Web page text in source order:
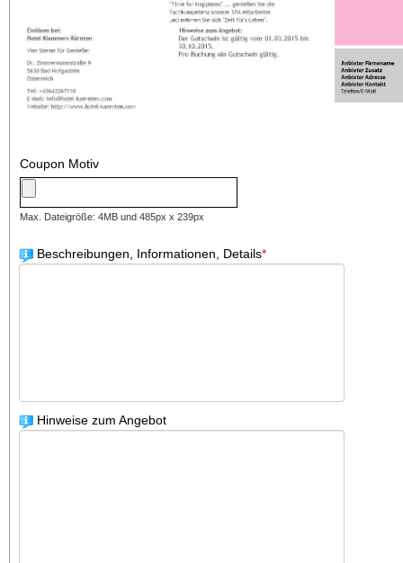
Coupon Motiv
Max. Dateigröße: 4MB und 485px x 239px
Beschreibungen, Informationen, Details*
Hinweise zum Angebot